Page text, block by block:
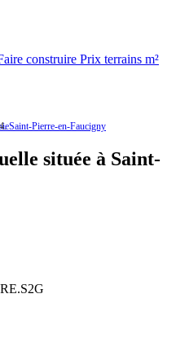
construire Prix terrains m²
Saint-Pierre-en-Faucigny
située à Saint-